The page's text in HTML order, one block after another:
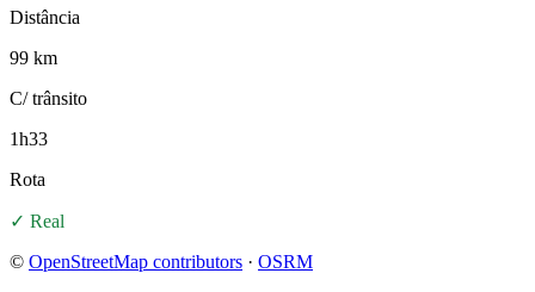
Distância
99 km
C/ trânsito
1h33
Rota
✓ Real
© OpenStreetMap contributors · OSRM